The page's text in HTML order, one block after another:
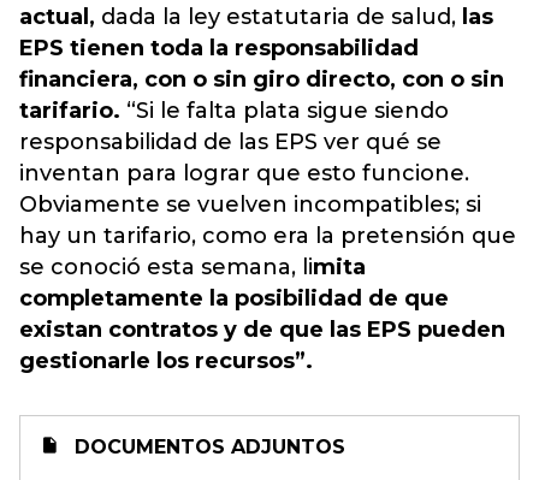
actual, dada la ley estatutaria de salud, las
EPS tienen toda la responsabilidad
financiera, con o sin giro directo, con o sin
tarifario. “Si le falta plata sigue siendo
responsabilidad de las EPS ver qué se
inventan para lograr que esto funcione.
Obviamente se vuelven incompatibles; si
hay un tarifario, como era la pretensión que
se conoció esta semana, limita
completamente la posibilidad de que
existan contratos y de que las EPS pueden
gestionarle los recursos”.
DOCUMENTOS ADJUNTOS